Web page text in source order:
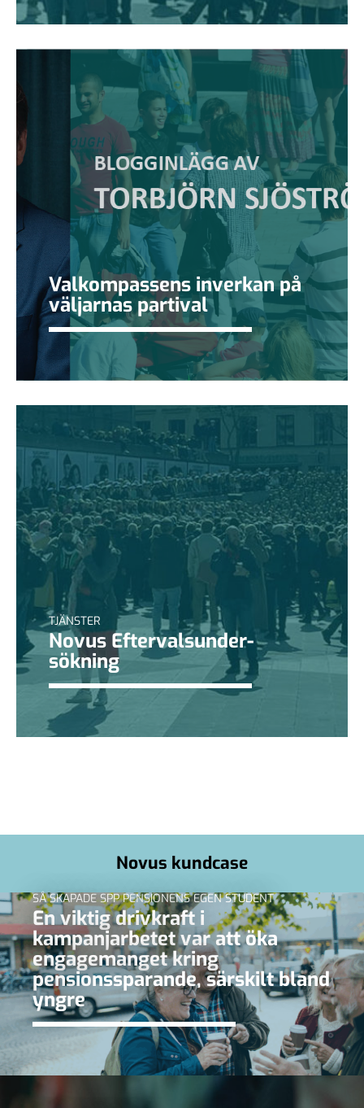
Valkompassens inverkan på
väljarnas partival
TJÄNSTER
Novus Eftervalsunder­
sökning
Novus kundcase
SÅ SKAPADE SPP PENSIONENS EGEN STUDENT
En viktig drivkraft i
kampanjarbetet var att öka
engagemanget kring
pensionssparande, särskilt bland
yngre